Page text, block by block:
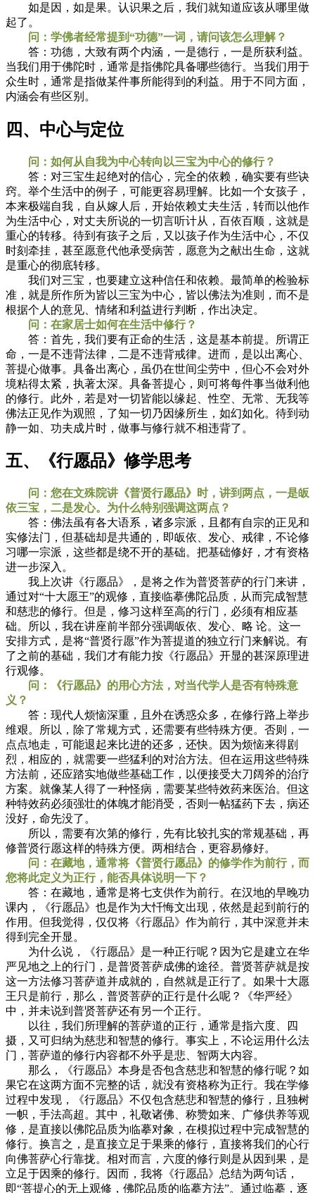
如是因，如是果。认识果之后，我们就知道应该从哪里做
起了。
问：学佛者经常提到“功德”一词，请问该怎么理解？
答：功德，大致有两个内涵，一是德行，一是所获利益。
当我们用于佛陀时，通常是指佛陀具备哪些德行。当我们用于
众生时，通常是指做某件事所能得到的利益。用于不同方面，
内涵会有些区别。
四、中心与定位
问：如何从自我为中心转向以三宝为中心的修行？
答：对三宝生起绝对的信心，完全的依赖，确实要有些诀
窍。举个生活中的例子，可能更容易理解。比如一个女孩子，
本来极端自我，自从嫁人后，开始依赖丈夫生活，转而以他作
为生活中心，对丈夫所说的一切言听计从，百依百顺，这就是
重心的转移。待到有孩子之后，又以孩子作为生活中心，不仅
时刻牵挂，甚至愿意代他承受病苦，愿意为之献出生命，这就
是重心的彻底转移。
我们对三宝，也要建立这种信任和依赖。最简单的检验标
准，就是所作所为皆以三宝为中心，皆以佛法为准则，而不是
根据个人的意见、情绪和利益进行判断，作出决定。
问：在家居士如何在生活中修行？
答：首先，我们要有正命的生活，这是基本前提。所谓正
命，一是不违背法律，二是不违背戒律。进而，是以出离心、
菩提心做事。具备出离心，虽仍在世间尘劳中，但心不会对外
境粘得太紧，执著太深。具备菩提心，则可将每件事当做利他
的修行。此外，若是对一切皆能以缘起、性空、无常、无我等
佛法正见作为观照，了知一切乃因缘所生，如幻如化。待到动
静一如、功夫成片时，做事与修行就不相违背了。
五、《行愿品》修学思考
问：您在文殊院讲《普贤行愿品》时，讲到两点，一是皈
依三宝，二是发心。为什么特别强调这两点？
答：佛法虽有各大语系，诸多宗派，且都有自宗的正见和
实修法门，但基础却是共通的，即皈依、发心、戒律，不论修
习哪一宗派，这些都是绕不开的基础。把基础修好，才有资格
进一步深入。
我上次讲《行愿品》，是将之作为普贤菩萨的行门来讲，
通过对“十大愿王”的观修，直接临摹佛陀品质，从而完成智慧
和慈悲的修行。但是，修习这样至高的行门，必须有相应基
础。所以，我在讲座前半部分强调皈依、发心、略 论。这一
安排方式，是将“普贤行愿”作为菩提道的独立行门来解说。有
了之前的基础，我们才有能力按《行愿品》开显的甚深原理进
行观修。
问：《行愿品》的用心方法，对当代学人是否有特殊意
义？
答：现代人烦恼深重，且外在诱惑众多，在修行路上举步
维艰。所以，除了常规方式，还需要有些特殊方便。否则，一
点点地走，可能退起来比进的还多，还快。因为烦恼来得剧
烈，相应的，就需要一些猛利的对治方法。但在运用这些特殊
方法前，还应踏实地做些基础工作，以便接受大刀阔斧的治疗
方案。就像某人得了一种怪病，需要某些特效药来医治。但这
种特效药必须强壮的体魄才能消受，否则一帖猛药下去，病还
没好，命先没了。
所以，需要有次第的修行，先有比较扎实的常规基础，再
修普贤行愿这样的特殊方便。两相结合，更容易修好。
问：在藏地，通常将《普贤行愿品》的修学作为前行，而
您将此定义为正行，能否具体说明一下？
答：在藏地，通常是将七支供作为前行。在汉地的早晚功
课内，《行愿品》也是作为大忏悔文出现，依然是起到前行的
作用。但我觉得，仅仅将《行愿品》作为前行，其中深意并未
得到完全开显。
为什么说，《行愿品》是一种正行呢？因为它是建立在华
严见地之上的行门，是普贤菩萨成佛的途径。普贤菩萨就是按
这一方法修习菩萨道并成就的，自然就是正行了。如果十大愿
王只是前行，那么，普贤菩萨的正行是什么呢？《华严经》
中，并未说到普贤菩萨还有另一个正行。
以往，我们所理解的菩萨道的正行，通常是指六度、四
摄，又可归纳为慈悲和智慧的修行。事实上，不论运用什么法
门，菩萨道的修行内容都不外乎是悲、智两大内容。
那么，《行愿品》本身是否包含慈悲和智慧的修行呢？如
果它在这两方面不完整的话，就没有资格称为正行。我在学修
过程中发现，《行愿品》不仅包含慈悲和智慧的修行，且独树
一帜，手法高超。其中，礼敬诸佛、称赞如来、广修供养等观
修，是直接以佛陀品质为临摹对象，在模拟过程中完成智慧的
修行。换言之，是直接立足于果乘的修行，直接将我们的心行
向佛菩萨心行靠拢。相对而言，六度的修行则是从因到果，是
立足于因乘的修行。因而，我将《行愿品》总结为两句话，
即“菩提心的无上观修，佛陀品质的临摹方法”。通过临摹，逐